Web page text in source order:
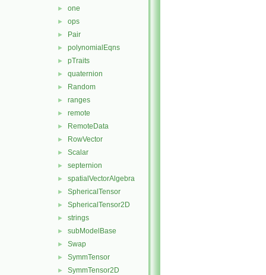
► one
► ops
► Pair
► polynomialEqns
► pTraits
► quaternion
► Random
► ranges
► remote
► RemoteData
► RowVector
► Scalar
► septernion
► spatialVectorAlgebra
► SphericalTensor
► SphericalTensor2D
► strings
► subModelBase
► Swap
► SymmTensor
► SymmTensor2D